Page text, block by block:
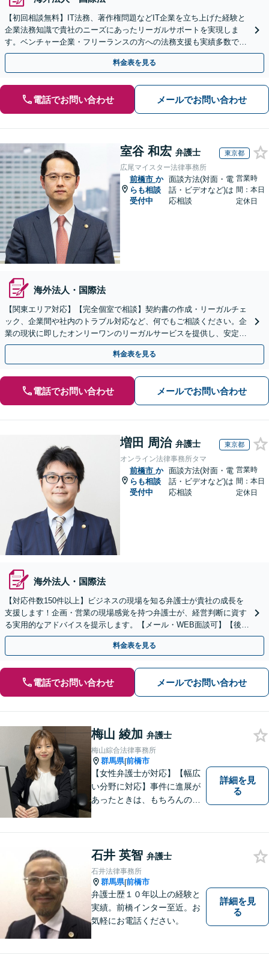
【初回相談無料】IT法務、著作権問題などIT企業を立ち上げた経験と
企業法務知識で貴社のニーズにあったリーガルサポートを実現しま
す。ベンチャー企業・フリーランスの方への法務支援も実績多数で
す。
料金表を見る
電話でお問い合わせ メールでお問い合わせ
室谷 和宏 弁護士 東京都
広尾マイスター法律事務所
前橋市 か
らも相談
受付中
面談方法(対面・電
話・ビデオなど)は
応相談
営業時
間：本日
定休日
海外法人・国際法
【関東エリア対応】【完全個室で相談】契約書の作成・リーガルチェ
ック、企業間や社内のトラブル対応など、何でもご相談ください。企
業の現状に即したオンリーワンのリーガルサービスを提供し、安定し
た経営をサポートいたします。【電話・WEB面談可】
料金表を見る
電話でお問い合わせ メールでお問い合わせ
増田 周治 弁護士 東京都
オンライン法律事務所タマ
前橋市 か
らも相談
受付中
面談方法(対面・電
話・ビデオなど)は
応相談
営業時
間：本日
定休日
海外法人・国際法
【対応件数150件以上】ビジネスの現場を知る弁護士が貴社の成長を
支援します！企画・営業の現場感覚を持つ弁護士が、経営判断に資す
る実用的なアドバイスを提示します。【メール・WEB面談可】【後払
い利用可】
料金表を見る
電話でお問い合わせ メールでお問い合わせ
梅山 綾加 弁護士
梅山綜合法律事務所
群馬県|前橋市
【女性弁護士が対応】【幅広
い分野に対応】事件に進展が
あったときは、もちろんのこ
相談者様のお話を丁寧にお聞
きし、常にご依頼者様に寄り
添った弁護活動をしておりま
す。
詳細を見
る
石井 英智 弁護士
石井法律事務所
群馬県|前橋市
弁護士歴１０年以上の経験と
実績。前橋インター至近。お
気軽にお電話ください。
詳細を見
る